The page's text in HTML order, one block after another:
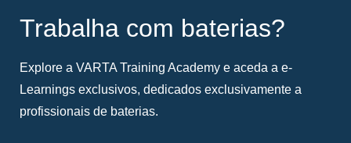
Trabalha com baterias?
Explore a VARTA Training Academy e aceda a e-
Learnings exclusivos, dedicados exclusivamente a
profissionais de baterias.